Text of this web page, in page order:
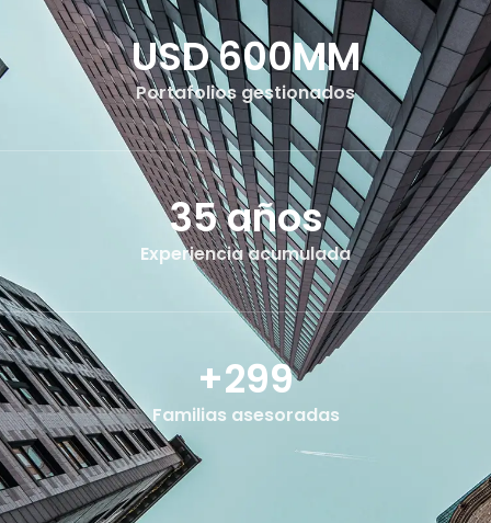
Portafolios gestionados
USD 600MM
Experiencia acumulada
35 años
Familias asesoradas
+300